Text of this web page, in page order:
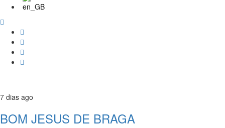
7 dias ago
BOM JESUS DE BRAGA